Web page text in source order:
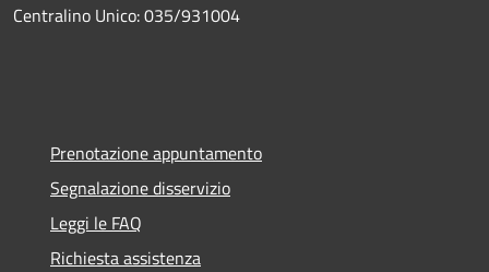
Centralino Unico: 035/931004
Prenotazione appuntamento
Segnalazione disservizio
Leggi le FAQ
Richiesta assistenza